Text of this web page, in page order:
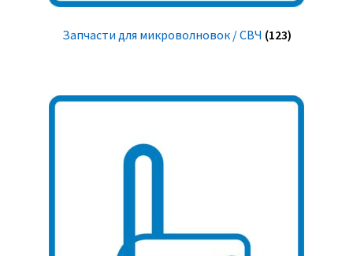
Запчасти для микроволновок / СВЧ (123)